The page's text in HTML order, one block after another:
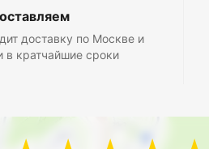
доставку по Москве и
в кратчайшие сроки